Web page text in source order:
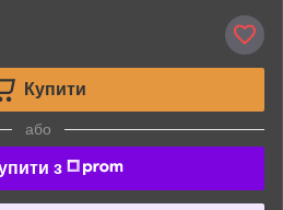
Купити
або
з